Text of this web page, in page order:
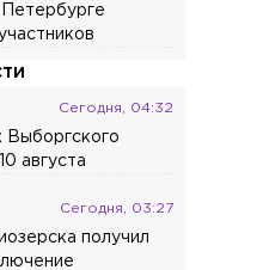
Сегодня, 04:32
Выборгского
августа
Сегодня, 03:27
получил